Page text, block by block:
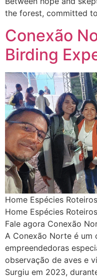
the forest, committed
Conexão
Birding
Home Espécies
Home Espécies
Fale agora Conexão
A Conexão Norte é um
empreendedoras
observação de aves e
Surgiu em 2023,